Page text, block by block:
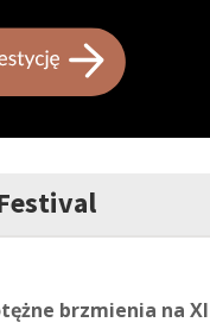
brzmienia na